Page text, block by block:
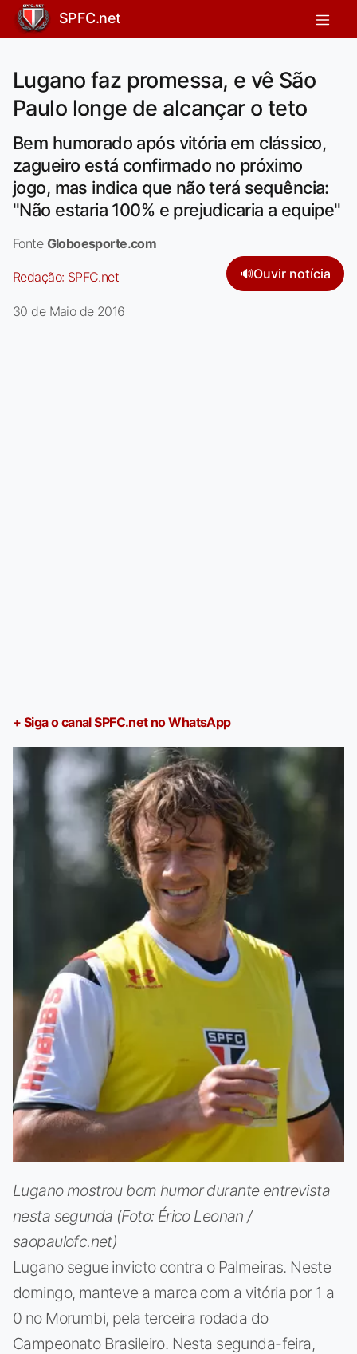
SPFC.net
Lugano faz promessa, e vê São
Paulo longe de alcançar o teto
Bem humorado após vitória em clássico,
zagueiro está confirmado no próximo
jogo, mas indica que não terá sequência:
"Não estaria 100% e prejudicaria a equipe"
Fonte Globoesporte.com
Redação: SPFC.net 🔊Ouvir notícia
30 de Maio de 2016
+ Siga o canal SPFC.net no WhatsApp
Lugano mostrou bom humor durante entrevista
nesta segunda (Foto: Érico Leonan /
saopaulofc.net)
Lugano segue invicto contra o Palmeiras. Neste
domingo, manteve a marca com a vitória por 1 a
0 no Morumbi, pela terceira rodada do
Campeonato Brasileiro. Nesta segunda-feira,